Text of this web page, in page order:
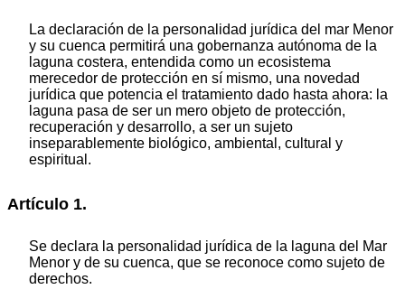
La declaración de la personalidad jurídica del mar Menor
y su cuenca permitirá una gobernanza autónoma de la
laguna costera, entendida como un ecosistema
merecedor de protección en sí mismo, una novedad
jurídica que potencia el tratamiento dado hasta ahora: la
laguna pasa de ser un mero objeto de protección,
recuperación y desarrollo, a ser un sujeto
inseparablemente biológico, ambiental, cultural y
espiritual.
Artículo 1.
Se declara la personalidad jurídica de la laguna del Mar
Menor y de su cuenca, que se reconoce como sujeto de
derechos.